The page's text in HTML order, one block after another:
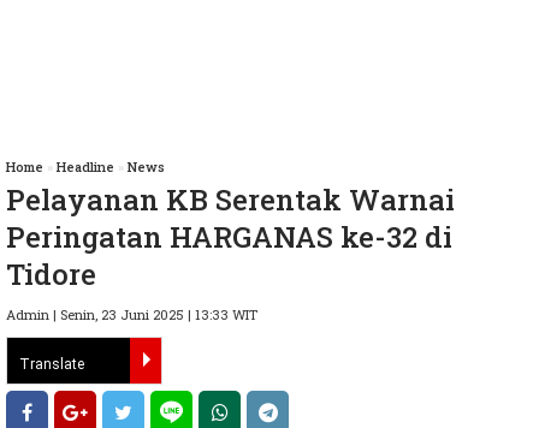
Home » Headline » News
Pelayanan KB Serentak Warnai
Peringatan HARGANAS ke-32 di
Tidore
Admin | Senin, 23 Juni 2025 | 13:33 WIT